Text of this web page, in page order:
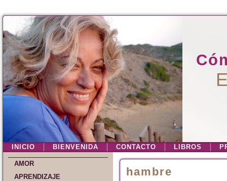
INICIO BIENVENIDA CONTACTO LIBROS
AMOR
APRENDIZAJE
hambre